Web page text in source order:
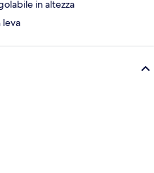
in altezza
leva